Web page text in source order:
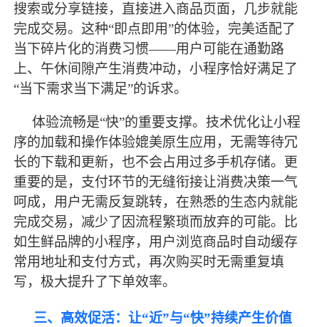
搜索或分享链接，直接进入商品页面，几步就能
完成交易。这种“即点即用”的体验，完美适配了
当下碎片化的消费习惯——用户可能在通勤路
上、午休间隙产生消费冲动，小程序恰好满足了
“当下需求当下满足”的诉求。
体验流畅是“快”的重要支撑。技术优化让小程
序的加载和操作体验媲美原生应用，无需等待冗
长的下载和更新，也不会占用过多手机存储。更
重要的是，支付环节的无缝衔接让消费决策一气
呵成，用户无需反复跳转，在熟悉的生态内就能
完成交易，减少了因流程繁琐而放弃的可能。比
如生鲜品牌的小程序，用户浏览商品时自动缓存
常用地址和支付方式，再次购买时无需重复填
写，极大提升了下单效率。
三、高效促活：让“近”与“快”持续产生价值